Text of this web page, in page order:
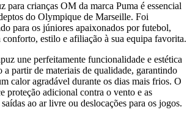
para crianças OM da marca Puma é essencial
do Olympique de Marseille. Foi
para os júniores apaixonados por futebol,
conforto, estilo e afiliação à sua equipa favorita.
une perfeitamente funcionalidade e estética
a partir de materiais de qualidade, garantindo
calor agradável durante os dias mais frios. O
proteção adicional contra o vento e as
ao ar livre ou deslocações para os jogos.